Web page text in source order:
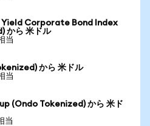
Yield Corporate Bond Index
から 米ドル
当
から 米ドル
当
(Ondo Tokenized) から 米ド
当